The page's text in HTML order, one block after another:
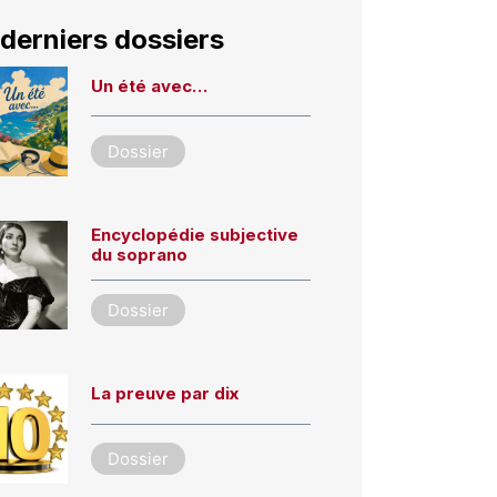
dossiers
Un été avec…
Dossier
Encyclopédie subjective
du soprano
Dossier
La preuve par dix
Dossier